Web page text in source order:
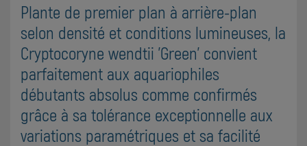
Plante de premier plan à arrière-plan
selon densité et conditions lumineuses, la
Cryptocoryne wendtii 'Green' convient
parfaitement aux aquariophiles
débutants absolus comme confirmés
grâce à sa tolérance exceptionnelle aux
variations paramétriques et sa facilité